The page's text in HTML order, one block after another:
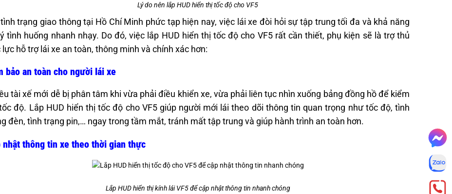
Lý do nên lắp HUD hiển thị tốc độ cho VF5
trạng giao thông tại Hồ Chí Minh phức tạp hiện nay, việc lái xe đòi hỏi sự tập trung tối đa và khả năng
tình huống nhanh nhạy. Do đó, việc lắp HUD hiển thị tốc độ cho VF5 rất cần thiết, phụ kiện sẽ là trợ thủ
lực hỗ trợ lái xe an toàn, thông minh và chính xác hơn:
bảo an toàn cho người lái xe
tài xế mới dễ bị phân tâm khi vừa phải điều khiển xe, vừa phải liên tục nhìn xuống bảng đồng hồ để kiểm
độ. Lắp HUD hiển thị tốc độ cho VF5 giúp người mới lái theo dõi thông tin quan trọng như tốc độ, tình
đèn, tình trạng pin,… ngay trong tầm mắt, tránh mất tập trung và giúp hành trình an toàn hơn.
nhật thông tin xe theo thời gian thực
Lắp HUD hiển thị kính lái VF5 để cập nhật thông tin nhanh chóng